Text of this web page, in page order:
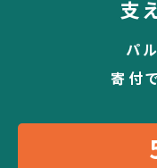
支
パ
寄付